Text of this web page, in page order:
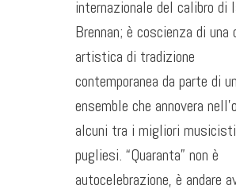
internazionale del calibro di
Brennan; è coscienza di una
artistica di tradizione
contemporanea da parte di un
ensemble che annovera
alcuni tra i migliori musicisti
pugliesi. “Quaranta” non è
autocelebrazione, è andare